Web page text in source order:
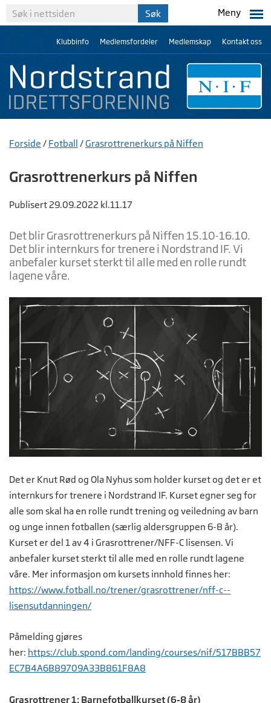
Meny
Klubbinfo Medlemsfordeler Medlemskap Kontakt oss
Forside / Fotball /Grasrottrenerkurs på Niffen
Grasrottrenerkurs på Niffen
Publisert 29.09.2022 kl.11.17
Det blir Grasrottrenerkurs på Niffen 15.10-16.10.
Det blir internkurs for trenere i Nordstrand IF. Vi
anbefaler kurset sterkt til alle med en rolle rundt
lagene våre.
Det er Knut Rød og Ola Nyhus som holder kurset og det er et
internkurs for trenere i Nordstrand IF. Kurset egner seg for
alle som skal ha en rolle rundt trening og veiledning av barn
og unge innen fotballen (særlig aldersgruppen 6-8 år).
Kurset er del 1 av 4 i Grasrottrener/NFF-C lisensen. Vi
anbefaler kurset sterkt til alle med en rolle rundt lagene
våre. Mer informasjon om kursets innhold finnes her:
https://www.fotball.no/trener/grasrottrener/nff-c--
lisensutdanningen/
Påmelding gjøres
her: https://club.spond.com/landing/courses/nif/517BBB57
EC7B4A6B89709A33B861F8A8
Grasrottrener 1: Barnefotballkurset (6-8 år)